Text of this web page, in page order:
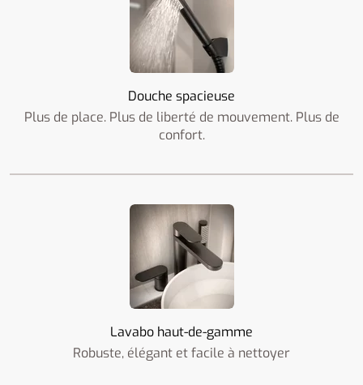
Douche spacieuse
Plus de place. Plus de liberté de mouvement. Plus de
confort.
Lavabo haut-de-gamme
Robuste, élégant et facile à nettoyer